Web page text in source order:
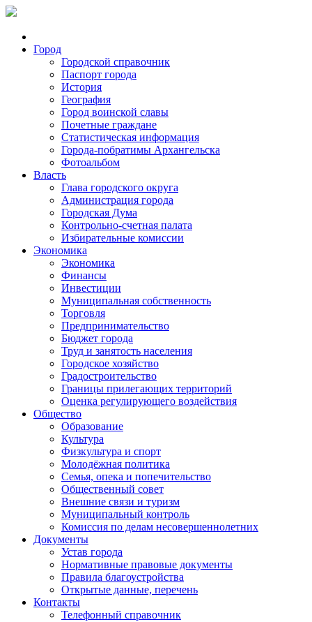
Город
Городской справочник
Паспорт города
История
География
Город воинской славы
Почетные граждане
Статистическая информация
Города-побратимы Архангельска
Фотоальбом
Власть
Глава городского округа
Администрация города
Городская Дума
Контрольно-счетная палата
Избирательные комиссии
Экономика
Экономика
Финансы
Инвестиции
Муниципальная собственность
Торговля
Предпринимательство
Бюджет города
Труд и занятость населения
Городское хозяйство
Градостроительство
Границы прилегающих территорий
Оценка регулирующего воздействия
Общество
Образование
Культура
Физкультура и спорт
Молодёжная политика
Семья, опека и попечительство
Общественный совет
Внешние связи и туризм
Муниципальный контроль
Комиссия по делам несовершеннолетних
Документы
Устав города
Нормативные правовые документы
Правила благоустройства
Открытые данные, перечень
Контакты
Телефонный справочник